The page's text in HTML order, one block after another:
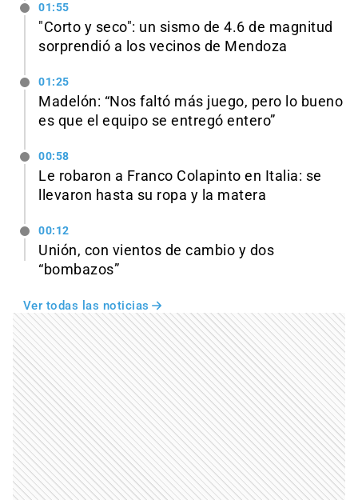
01:55
"Corto y seco": un sismo de 4.6 de magnitud
sorprendió a los vecinos de Mendoza
01:25
Madelón: “Nos faltó más juego, pero lo bueno
es que el equipo se entregó entero”
00:58
Le robaron a Franco Colapinto en Italia: se
llevaron hasta su ropa y la matera
00:12
Unión, con vientos de cambio y dos
“bombazos”
Ver todas las noticias